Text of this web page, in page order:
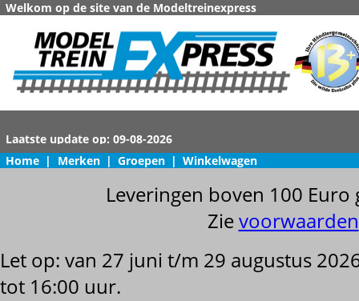
Welkom op de site van de Modeltreinexpress
Home | Merken | Groepen | Winkelwagen
Leveringen boven 100
Zievoorwaarden
Let op: van 27 juni t/m 29 augustus
tot 16:00 uur.